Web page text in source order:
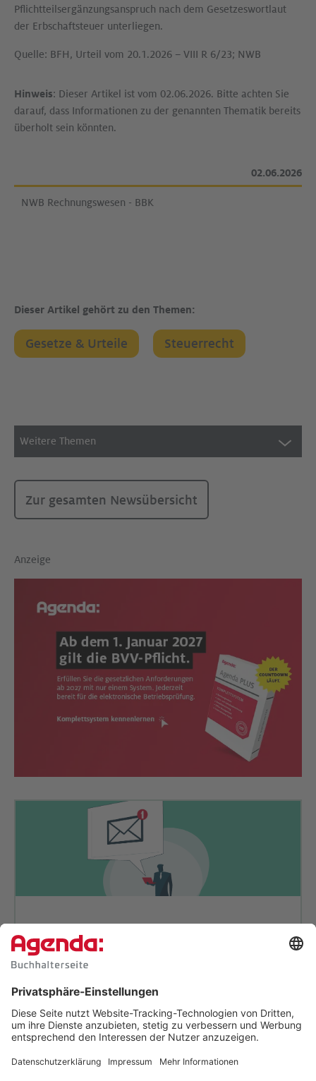
Pflichtteilsergänzungsanspruch nach dem Gesetzeswortlaut
der Erbschaftsteuer unterliegen.
Quelle: BFH, Urteil vom 20.1.2026 – VIII R 6/23; NWB
Hinweis: Dieser Artikel ist vom 02.06.2026. Bitte achten Sie
darauf, dass Informationen zu der genannten Thematik bereits
überholt sein könnten.
02.06.2026
NWB Rechnungswesen - BBK
Dieser Artikel gehört zu den Themen:
Gesetze & Urteile Steuerrecht
Weitere Themen
Zur gesamten Newsübersicht
Anzeige
So digitalisieren Profi-Buch­hal­
ter: Machen Sie es nach.
Wer digitalisiert, braucht Klartext:
Ihnen konkrete Beispiele und liefern bewährte
Tipps, die Sie leicht umsetzen können.
Jetzt Tipps zur Digitalisierung